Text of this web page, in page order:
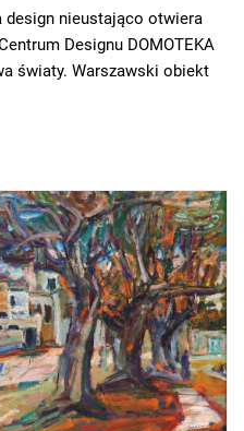
design nieustająco otwiera
Designu DOMOTEKA
światy. Warszawski obiekt